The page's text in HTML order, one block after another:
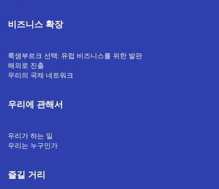
비즈니스 확장
룩셈부르크 선택: 유럽 비즈니스를 위한 발판
해외로 진출
우리의 국제 네트워크
우리에 관해서
우리가 하는 일
우리는 누구인가
즐길 거리